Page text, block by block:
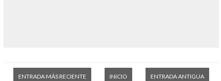
ENTRADA MÁS RECIENTE ENTRADA ANTIGUA
INICIO